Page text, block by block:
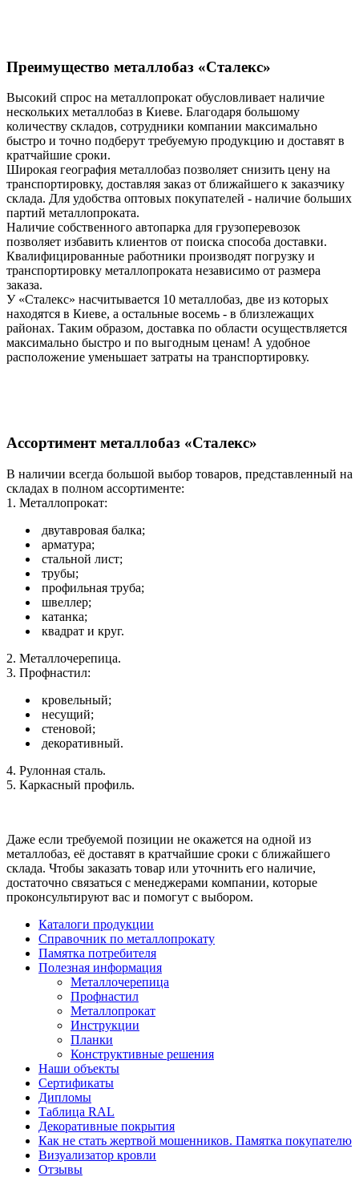
Преимущество металлобаз «Сталекс»
Высокий спрос на металлопрокат обусловливает наличие
нескольких металлобаз в Киеве. Благодаря большому
количеству складов, сотрудники компании максимально
быстро и точно подберут требуемую продукцию и доставят в
кратчайшие сроки.
Широкая география металлобаз позволяет снизить цену на
транспортировку, доставляя заказ от ближайшего к заказчику
склада. Для удобства оптовых покупателей - наличие больших
партий металлопроката.
Наличие собственного автопарка для грузоперевозок
позволяет избавить клиентов от поиска способа доставки.
Квалифицированные работники производят погрузку и
транспортировку металлопроката независимо от размера
заказа.
У «Сталекс» насчитывается 10 металлобаз, две из которых
находятся в Киеве, а остальные восемь - в близлежащих
районах. Таким образом, доставка по области осуществляется
максимально быстро и по выгодным ценам! А удобное
расположение уменьшает затраты на транспортировку.
Ассортимент металлобаз «Сталекс»
В наличии всегда большой выбор товаров, представленный на
складах в полном ассортименте:
1. Металлопрокат:
двутавровая балка;
арматура;
стальной лист;
трубы;
профильная труба;
швеллер;
катанка;
квадрат и круг.
2. Металлочерепица.
3. Профнастил:
кровельный;
несущий;
стеновой;
декоративный.
4. Рулонная сталь.
5. Каркасный профиль.
Даже если требуемой позиции не окажется на одной из
металлобаз, её доставят в кратчайшие сроки с ближайшего
склада. Чтобы заказать товар или уточнить его наличие,
достаточно связаться с менеджерами компании, которые
проконсультируют вас и помогут с выбором.
Каталоги продукции
Справочник по металлопрокату
Памятка потребителя
Полезная информация
Металлочерепица
Профнастил
Металлопрокат
Инструкции
Планки
Конструктивные решения
Наши объекты
Сертификаты
Дипломы
Таблица RAL
Декоративные покрытия
Как не стать жертвой мошенников. Памятка покупателю
Визуализатор кровли
Отзывы